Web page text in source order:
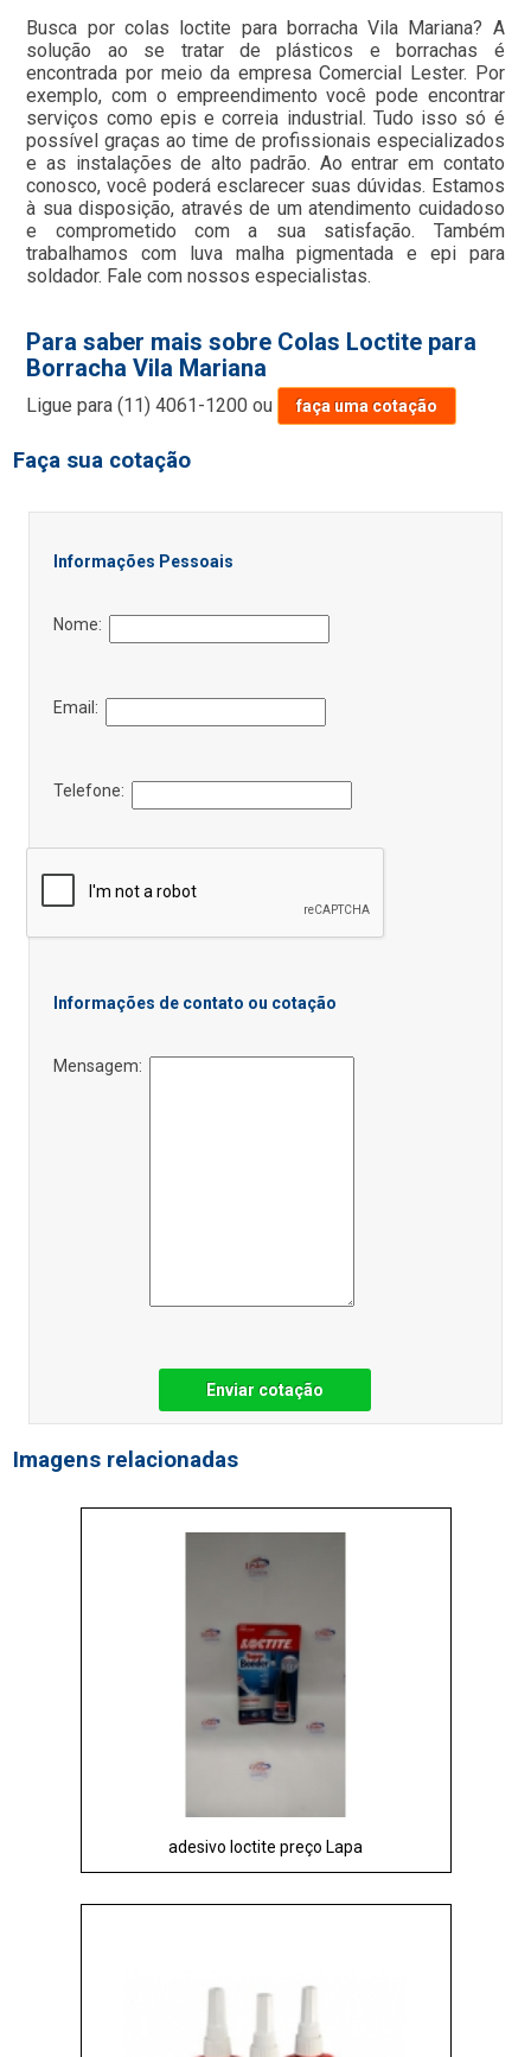
Busca por colas loctite para borracha Vila Mariana? A
solução ao se tratar de plásticos e borrachas é
encontrada por meio da empresa Comercial Lester. Por
exemplo, com o empreendimento você pode encontrar
serviços como epis e correia industrial. Tudo isso só é
possível graças ao time de profissionais especializados
e as instalações de alto padrão. Ao entrar em contato
conosco, você poderá esclarecer suas dúvidas. Estamos
à sua disposição, através de um atendimento cuidadoso
e comprometido com a sua satisfação. Também
trabalhamos com luva malha pigmentada e epi para
soldador. Fale com nossos especialistas.
Para saber mais sobre Colas Loctite para
Borracha Vila Mariana
Ligue para(11) 4061-1200 ou faça uma cotação
Faça sua cotação
Informações Pessoais
Nome:
Email:
Telefone:
Informações de contato ou cotação
Mensagem:
Enviar cotação
Imagens relacionadas
adesivo loctite preço Lapa